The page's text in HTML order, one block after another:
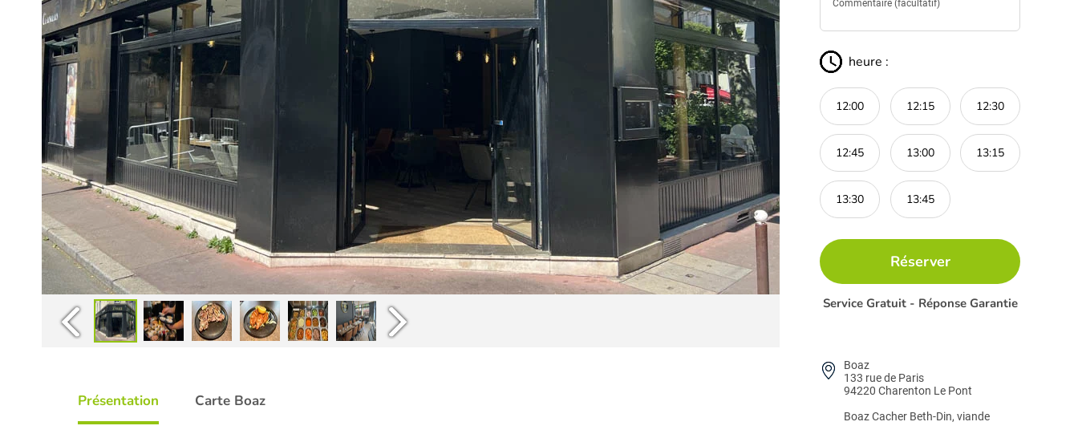
heure :
12:00 12:15 12:30
12:45 13:00 13:15
13:30 13:45
Réserver
Service Gratuit - Réponse Garantie
Boaz
133 rue de Paris
94220 Charenton Le Pont
BoazCacher Beth-Din, viande
Présentation Carte Boaz